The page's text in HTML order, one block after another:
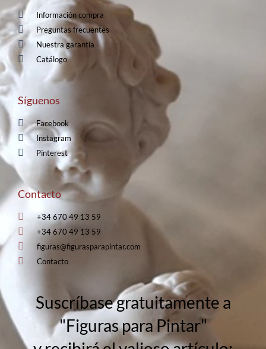
Información compra
Preguntas frecuentes
Nuestra garantía
Catálogo
Síguenos
Facebook
Instagram
Pinterest
Contacto
+34 670 49 13 59
+34 670 49 13 59
figuras@figurasparapintar.com
Contacto
Suscríbase gratuitamente a
"Figuras para Pintar"